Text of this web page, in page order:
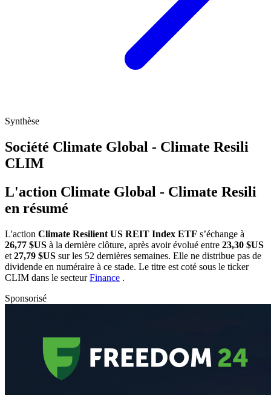
Synthèse
Société Climate Global - Climate Resili
CLIM
L'action Climate Global - Climate Resili
en résumé
L'action Climate Resilient US REIT Index ETF s’échange à
26,77 $US à la dernière clôture, après avoir évolué entre 23,30 $US
et 27,79 $US sur les 52 dernières semaines. Elle ne distribue pas de
dividende en numéraire à ce stade. Le titre est coté sous le ticker
CLIM dans le secteurFinance .
Sponsorisé